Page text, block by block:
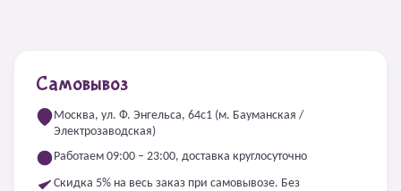
Самовывоз
Москва, ул. Ф. Энгельса, 64с1 (м. Бауманская /
Электрозаводская)
Работаем 09:00 – 23:00, доставка круглосуточно
Скидка 5% на весь заказ при самовывозе. Без